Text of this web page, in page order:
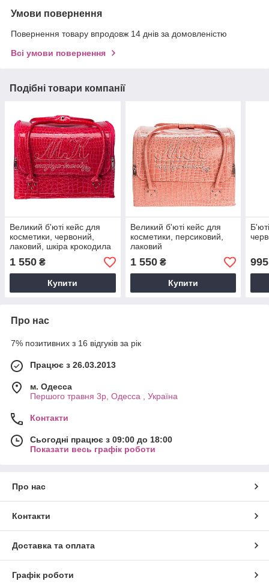
Умови повернення
Повернення товару впродовж 14 днів за домовленістю
Всі умови повернення
Подібні товари компанії
Великий б'юті кейс для
косметики, червоний,
лаковий, шкіра крокодила
1 550 ₴
Купити
Великий б'юті кейс для
косметики, персиковий,
лаковий
1 550₴
Купити
995
Про нас
7% позитивних з 16 відгуків за рік
Працює з 26.03.2013
м. Одесса
Першого травня 3р, Одесса , Україна
Контакти
Сьогодні працює з 09:00 до 18:00
Показати весь графік роботи
Про нас
Контакти
Доставка та оплата
Графік роботи